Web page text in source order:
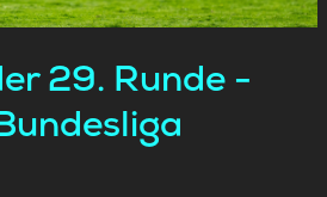
29. Runde -